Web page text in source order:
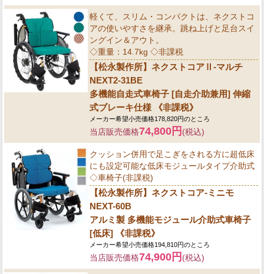
軽くて、スリム・コンパクトは、ネクストコ
アの使いやすさを継承。跳ね上げと足台スイ
ングイン＆アウト。
◇重量：14.7kg ◇非課税
【松永製作所】ネクストコアⅡ-マルチ
NEXT2-31BE
多機能自走式車椅子 [自走介助兼用] 伸縮
式ブレーキ仕様 《非課税》
メーカー希望小売価格178,820円のところ
当店販売価格74,800円 (税込)
クッション併用で足こぎをされる方に超低床
にも設定可能な低床モジュールタイプ介助式
◇車椅子(非課税)
【松永製作所】ネクストコア-ミニモ
NEXT-60B
アルミ製 多機能モジュール介助式車椅子
[低床] 《非課税》
メーカー希望小売価格194,810円のところ
当店販売価格74,900円 (税込)